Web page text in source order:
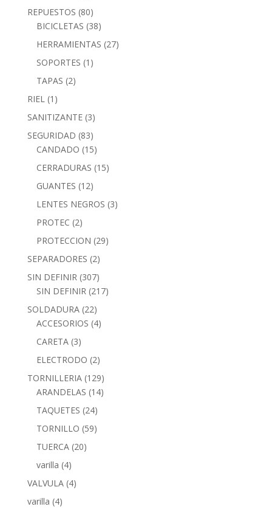
REPUESTOS (80)
BICICLETAS (38)
HERRAMIENTAS (27)
SOPORTES (1)
TAPAS (2)
RIEL (1)
SANITIZANTE (3)
SEGURIDAD (83)
CANDADO (15)
CERRADURAS (15)
GUANTES (12)
LENTES NEGROS (3)
PROTEC (2)
PROTECCION (29)
SEPARADORES (2)
SIN DEFINIR (307)
SIN DEFINIR (217)
SOLDADURA (22)
ACCESORIOS (4)
CARETA (3)
ELECTRODO (2)
TORNILLERIA (129)
ARANDELAS (14)
TAQUETES (24)
TORNILLO (59)
TUERCA (20)
varilla (4)
VALVULA (4)
varilla (4)